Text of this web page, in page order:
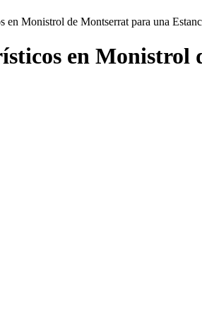
en Monistrol de Montserrat para una
en